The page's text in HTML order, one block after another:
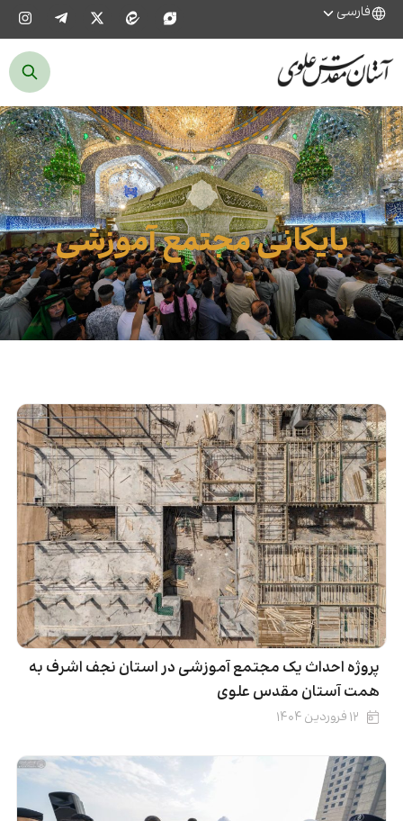
فارسی
بایگانی مجتمع آموزشی
پروژه احداث یک مجتمع آموزشی در استان نجف اشرف به
همت آستان مقدس علوی
۱۲ فروردین ۱۴۰۴